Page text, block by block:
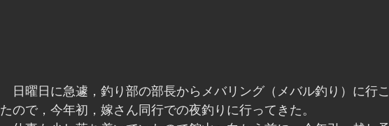
日曜日に急遽，釣り部の部長からメバリング（メバル釣り）に行
たので，今年初，嫁さん同行での夜釣りに行ってきた。